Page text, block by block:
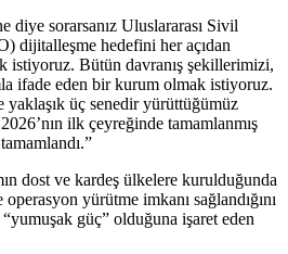
diye sorarsanız Uluslararası Sivil
dijitalleşme hedefini her açıdan
istiyoruz. Bütün davranış şekillerimizi,
ifade eden bir kurum olmak istiyoruz.
yaklaşık üç senedir yürüttüğümüz
ilk çeyreğinde tamamlanmış
dost ve kardeş ülkelere kurulduğunda
yürütme imkanı sağlandığını
güç” olduğuna işaret eden